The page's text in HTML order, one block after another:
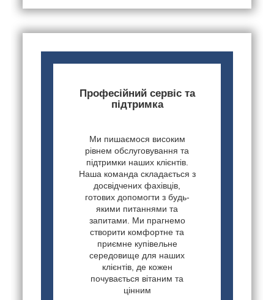
Професійний сервіс та
підтримка
Ми пишаємося високим
рівнем обслуговування та
підтримки наших клієнтів.
Наша команда складається з
досвідчених фахівців,
готових допомогти з будь-
якими питаннями та
запитами. Ми прагнемо
створити комфортне та
приємне купівельне
середовище для наших
клієнтів, де кожен
почувається вітаним та
цінним